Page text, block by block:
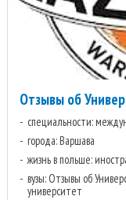
Отзывы об
специальности:
города: Варшава
жизнь в польше:
вузы: Отзывы об
университет